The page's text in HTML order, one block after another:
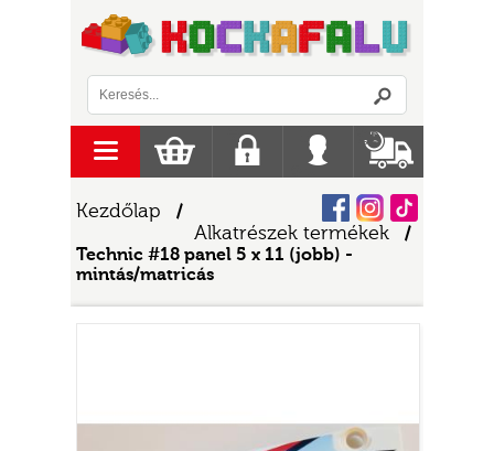
Kezdőlap /
Alkatrészek termékek
/
Technic #18 panel 5 x 11 (jobb) -
mintás/matricás